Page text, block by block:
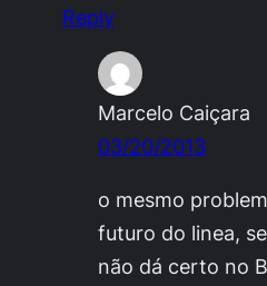
Reply
Marcelo Caiçara
03/20/2013
o mesmo
futuro do linea,
não dá certo no